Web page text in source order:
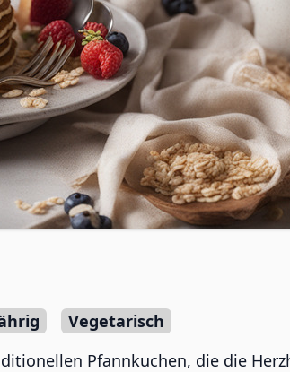
Vegetarisch
Pfannkuchen, die die